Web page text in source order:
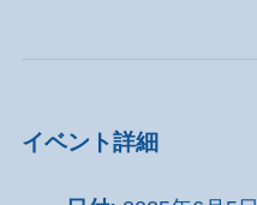
イベント詳細